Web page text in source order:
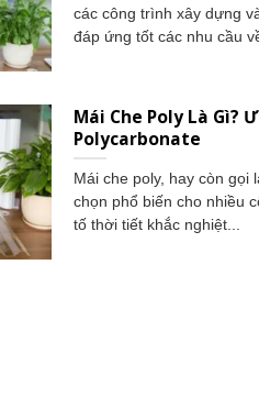
các công trình xây dựng
đáp ứng tốt các nhu cầu
Mái Che Poly Là Gì?
Polycarbonate
Mái che poly, hay còn gọi
chọn phổ biến cho nhiều
tố thời tiết khắc nghiệt...